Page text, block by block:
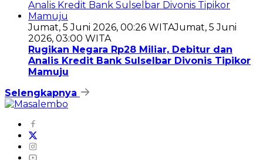
Jumat, 5 Juni 2026, 00:26 WITAJumat, 5 Juni
2026, 03:00 WITA
Rugikan Negara Rp28 Miliar, Debitur dan
Analis Kredit Bank Sulselbar Divonis Tipikor
Mamuju
Selengkapnya